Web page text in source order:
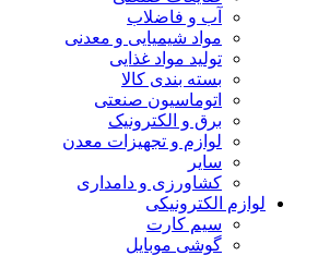
آب و فاضلاب
مواد شیمیایی و معدنی
تولید مواد غذایی
بسته بندی کالا
اتوماسیون صنعتی
برق و الکترونیک
لوازم و تجهیزات معدن
سایر
کشاورزی و دامداری
لوازم الکترونیکی
سیم کارت
گوشی موبایل